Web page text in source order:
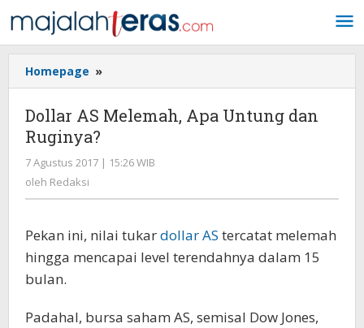
ke
konten
Homepage »
AS
Melemah,
Apa
dan
Dollar AS Melemah, Apa Untung dan
Ruginya?
7 Agustus 2017 | 15:26 WIB
oleh Redaksi
Pekan ini, nilai tukardollar AS tercatat melemah
hingga mencapai level terendahnya dalam 15
bulan.
Padahal, bursa saham AS, semisal Dow Jones,